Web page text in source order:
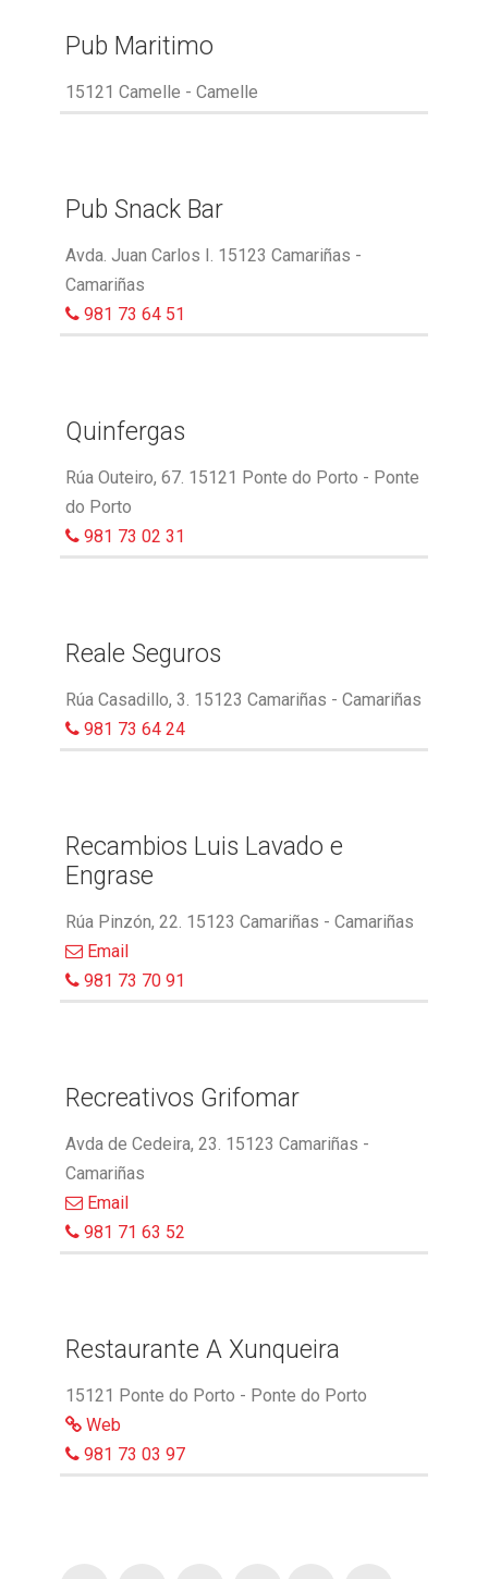
Pub Maritimo
15121 Camelle - Camelle
Pub Snack Bar
Avda. Juan Carlos I. 15123 Camariñas -
Camariñas
981 73 64 51
Quinfergas
Rúa Outeiro, 67. 15121 Ponte do Porto - Ponte
do Porto
981 73 02 31
Reale Seguros
Rúa Casadillo, 3. 15123 Camariñas - Camariñas
981 73 64 24
Recambios Luis Lavado e
Engrase
Rúa Pinzón, 22. 15123 Camariñas - Camariñas
Email
981 73 70 91
Recreativos Grifomar
Avda de Cedeira, 23. 15123 Camariñas -
Camariñas
Email
981 71 63 52
Restaurante A Xunqueira
15121 Ponte do Porto - Ponte do Porto
Web
981 73 03 97